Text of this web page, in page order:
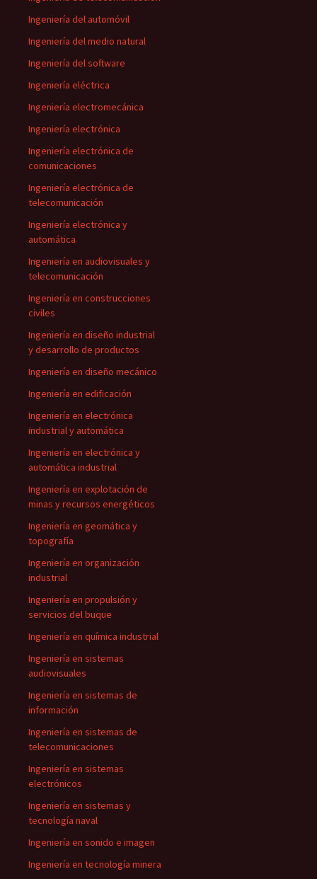
Ingeniería del automóvil
Ingeniería del medio natural
Ingeniería del software
Ingeniería eléctrica
Ingeniería electromecánica
Ingeniería electrónica
Ingeniería electrónica de
comunicaciones
Ingeniería electrónica de
telecomunicación
Ingeniería electrónica y
automática
Ingeniería en audiovisuales y
telecomunicación
Ingeniería en construcciones
civiles
Ingeniería en diseño industrial
y desarrollo de productos
Ingeniería en diseño mecánico
Ingeniería en edificación
Ingeniería en electrónica
industrial y automática
Ingeniería en electrónica y
automática industrial
Ingeniería en explotación de
minas y recursos energéticos
Ingeniería en geomática y
topografía
Ingeniería en organización
industrial
Ingeniería en propulsión y
servicios del buque
Ingeniería en química industrial
Ingeniería en sistemas
audiovisuales
Ingeniería en sistemas de
información
Ingeniería en sistemas de
telecomunicaciones
Ingeniería en sistemas
electrónicos
Ingeniería en sistemas y
tecnología naval
Ingeniería en sonido e imagen
Ingeniería en tecnología minera